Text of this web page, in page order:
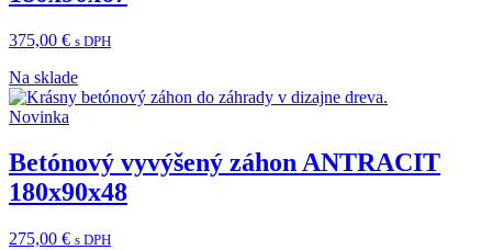
375,00 € s DPH
Na sklade
Novinka
Betónový vyvýšený záhon ANTRACIT
180x90x48
275,00 € s DPH